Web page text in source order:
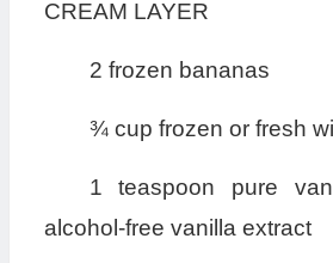
CREAM LAYER
2 frozen bananas
¾ cup frozen or fresh
1 teaspoon pure
alcohol-free vanilla extract